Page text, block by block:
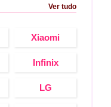
Ver tudo
Xiaomi
Infinix
LG